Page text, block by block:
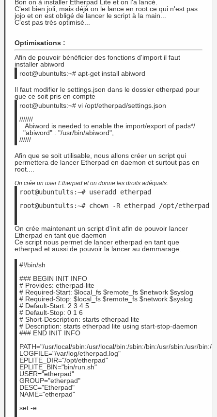
Bon on à installer Etherpad Lite et on l'a lancé.
C'est bien joli, mais déjà on le lance en root ce qui n'est pas
jojo et on est obligé de lancer le script à la main...
C'est pas très optimisé...
Optimisations :
Afin de pouvoir bénéficier des fonctions d'import il faut
installer abiword
root@ubuntults:~# apt-get install abiword
Il faut modifier le settings.json dans le dossier etherpad pour
que ce soit pris en compte
root@ubuntults:~# vi /opt/etherpad/settings.json
///////
Abiword is needed to enable the import/export of pads*/
"abiword" : "/usr/bin/abiword",
//////
Afin que se soit utilisable, nous allons créer un script qui
permettera de lancer Etherpad en daemon et surtout pas en
root....
On crée un user Etherpad et on donne les droits adéquats.
root@ubuntults:~# useradd etherpad
root@ubuntults:~# chown -R etherpad /opt/etherpad
On crée maintenant un script d'init afin de pouvoir lancer
Etherpad en tant que daemon
Ce script nous permet de lancer etherpad en tant que
etherpad et aussi de pouvoir la lancer au demmarage.
#!/bin/sh
### BEGIN INIT INFO
# Provides: etherpad-lite
# Required-Start: $local_fs $remote_fs $network $syslog
# Required-Stop: $local_fs $remote_fs $network $syslog
# Default-Start: 2 3 4 5
# Default-Stop: 0 1 6
# Short-Description: starts etherpad lite
# Description: starts etherpad lite using start-stop-daemon
### END INIT INFO
PATH="/usr/local/sbin:/usr/local/bin:/sbin:/bin:/usr/sbin:/usr/bin:/
LOGFILE="/var/log/etherpad.log"
EPLITE_DIR="/opt/etherpad"
EPLITE_BIN="bin/run.sh"
USER="etherpad"
GROUP="etherpad"
DESC="Etherpad"
NAME="etherpad"
set -e